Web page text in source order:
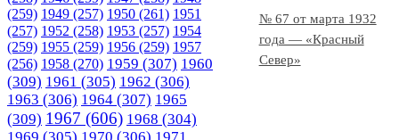
№ 67 от марта 1932
года — «Красный
Север»
(259) 1949 (257) 1950 (261) 1951
(257) 1952 (258) 1953 (257) 1954
(259) 1955 (259) 1956 (259) 1957
(256) 1958 (270) 1959 (307) 1960
(309) 1961 (305) 1962 (306)
1963 (306) 1964 (307) 1965
(309) 1967 (606) 1968 (304)